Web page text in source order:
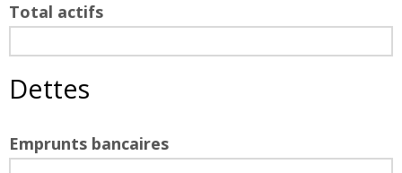
Total actifs
Dettes
Emprunts bancaires